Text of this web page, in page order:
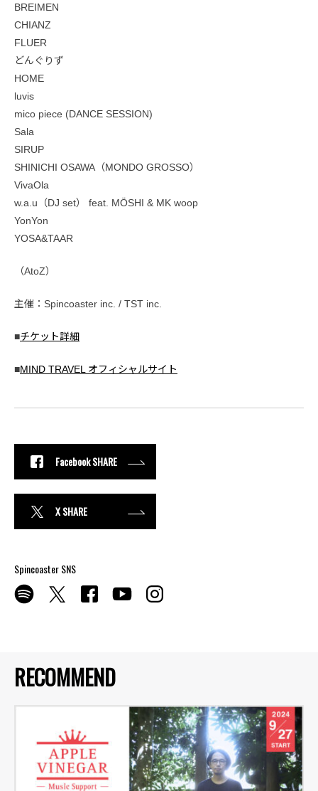
RECOMMEND
BREIMEN
CHIANZ
FLUER
どんぐりず
HOME
luvis
mico piece (DANCE SESSION)
Sala
SIRUP
SHINICHI OSAWA（MONDO GROSSO）
VivaOla
w.a.u（DJ set） feat. MÖSHI & MK woop
YonYon
YOSA&TAAR
（AtoZ）
主催：Spincoaster inc. / TST inc.
■チケット詳細
■MIND TRAVEL オフィシャルサイト
Facebook SHARE
X SHARE
Spincoaster SNS